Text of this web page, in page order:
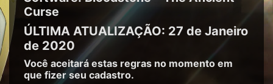
Curse
ÚLTIMA ATUALIZAÇÃO: 27 de Janeiro
de 2020
Você aceitará estas regras no momento em
que fizer seu cadastro.